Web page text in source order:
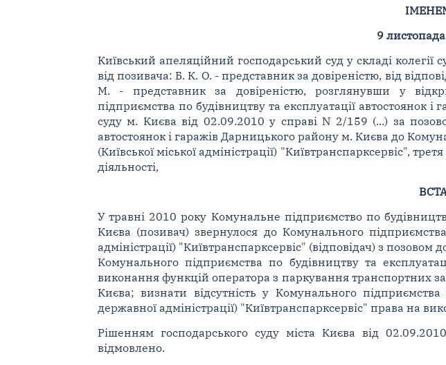
9
Київський апеляційний господарський суд у складі колегії
від позивача: Б. К. О. - представник за довіреністю, від
М. - представник за довіреністю, розглянувши у
підприємства по будівництву та експлуатації автостоянок
суду м. Києва від 02.09.2010 у справі N 2/159 (...) за
автостоянок і гаражів Дарницького району м. Києва до
(Київської міської адміністрації) "Київтранспарксервіс",
діяльності,
У травні 2010 року Комунальне підприємство по
Києва (позивач) звернулося до Комунального
адміністрації) "Київтранспарксервіс" (відповідач) з
Комунального підприємства по будівництву та
виконання функцій оператора з паркування транспортних
Києва; визнати відсутність у Комунального підприємства
державної адміністрації) "Київтранспарксервіс" права на
Рішенням господарського суду міста Києва від
відмовлено.